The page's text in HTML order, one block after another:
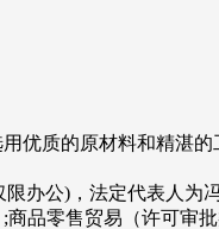
优质的原材料和精湛
办公)，法定代表人
品零售贸易（许可审